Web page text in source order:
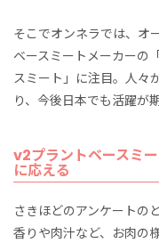
そこでオンネラでは、オ
ベースミートメーカーの
スミート」に注目。人々
り、今後日本でも活躍が
v2プラントベースミ
に応える
さきほどのアンケートの
香りや肉汁など、お肉の